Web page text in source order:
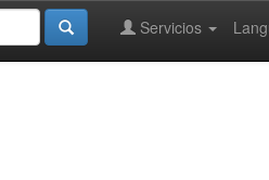
Servicios